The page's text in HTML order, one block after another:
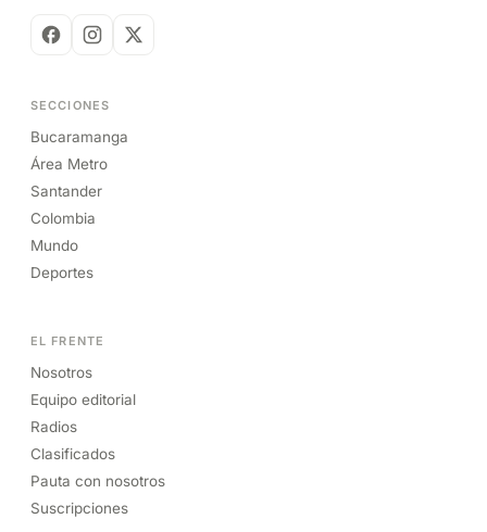
SECCIONES
Bucaramanga
Área Metro
Santander
Colombia
Mundo
Deportes
EL FRENTE
Nosotros
Equipo editorial
Radios
Clasificados
Pauta con nosotros
Suscripciones